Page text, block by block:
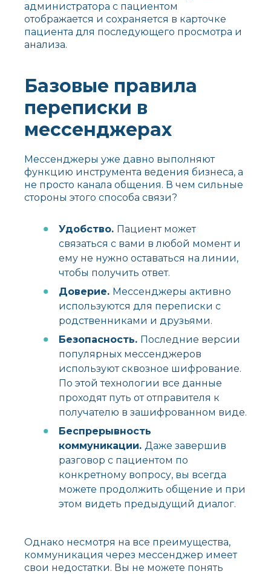
администратора с пациентом
отображается и сохраняется в карточке
пациента для последующего просмотра и
анализа.
Базовые правила
переписки в
мессенджерах
Мессенджеры уже давно выполняют
функцию инструмента ведения бизнеса, а
не просто канала общения. В чем сильные
стороны этого способа связи?
Удобство. Пациент может
связаться с вами в любой момент и
ему не нужно оставаться на линии,
чтобы получить ответ.
Доверие. Мессенджеры активно
используются для переписки с
родственниками и друзьями.
Безопасность. Последние версии
популярных мессенджеров
используют сквозное шифрование.
По этой технологии все данные
проходят путь от отправителя к
получателю в зашифрованном виде.
Беспрерывность
коммуникации. Даже завершив
разговор с пациентом по
конкретному вопросу, вы всегда
можете продолжить общение и при
этом видеть предыдущий диалог.
Однако несмотря на все преимущества,
коммуникация через мессенджер имеет
свои недостатки. Вы не можете понять